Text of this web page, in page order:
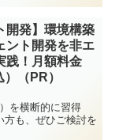
開発】環境構築
ント開発を非エ
践！月額料金
（PR）
を横断的に習得
方も、ぜひご検討を